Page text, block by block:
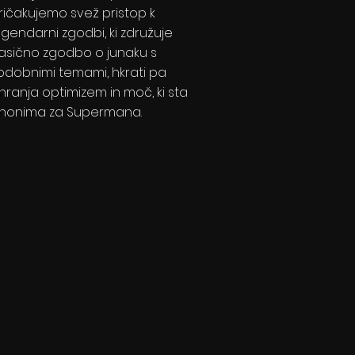
svež pristop k
zgodbi, ki združuje
zgodbo o junaku s
temami, hkrati pa
optimizem in moč, ki sta
za Supermana.